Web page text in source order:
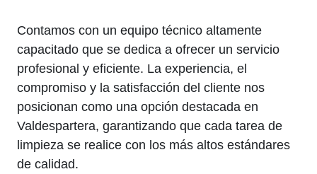
Contamos con un equipo técnico altamente
capacitado que se dedica a ofrecer un servicio
profesional y eficiente. La experiencia, el
compromiso y la satisfacción del cliente nos
posicionan como una opción destacada en
Valdespartera, garantizando que cada tarea de
limpieza se realice con los más altos estándares
de calidad.